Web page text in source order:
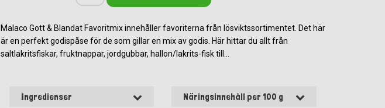
Malaco Gott & Blandat Favoritmix innehåller favoriterna från lösviktssortimentet. Det här
är en perfekt godispåse för de som gillar en mix av godis. Här hittar du allt från
saltlakritsfiskar, fruktnappar, jordgubbar, hallon/lakrits-fisk till...
Ingredienser Näringsinnehåll per 100 g